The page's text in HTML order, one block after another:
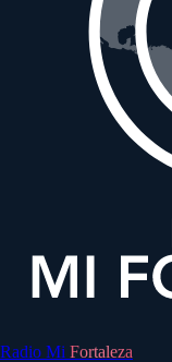
Radio Mi Fortaleza